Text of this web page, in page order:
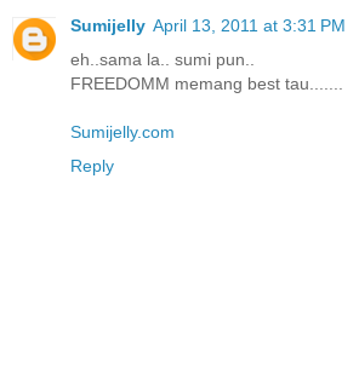
Sumijelly April 13, 2011 at 3:31 PM
eh..sama la.. sumi pun..
FREEDOMM memang best tau.......
Sumijelly.com
Reply